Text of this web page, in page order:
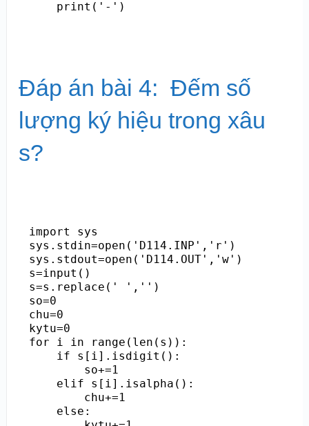
Đáp án bài 4: Đếm số
lượng ký hiệu trong xâu
s?
import sys
sys.stdin=open('D114.INP','r')
sys.stdout=open('D114.OUT','w')
s=input()
s=s.replace(' ','')
so=0
chu=0
kytu=0
for i in range(len(s)):
    if s[i].isdigit():
        so+=1
    elif s[i].isalpha():
        chu+=1
    else: